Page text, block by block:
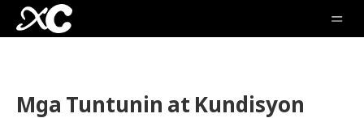
Mga Tuntunin at Kundisyon